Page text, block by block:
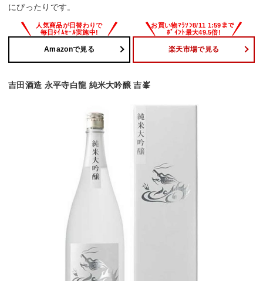
にぴったりです。
Amazonで見る 楽天市場で見る
吉田酒造 永平寺白龍 純米大吟醸 吉峯